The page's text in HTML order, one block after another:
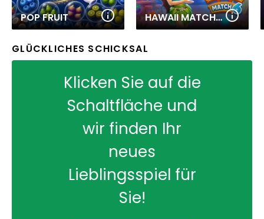
POP FRUIT HAWAII MATCH 6
GLÜCKLICHES SCHICKSAL
Klicken Sie auf die
Schaltfläche und
wir finden Ihr
neues
Lieblingsspiel für
Sie!